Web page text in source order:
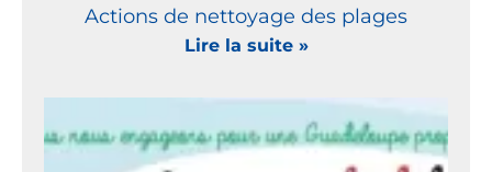
Actions de nettoyage des plages
Lire la suite »